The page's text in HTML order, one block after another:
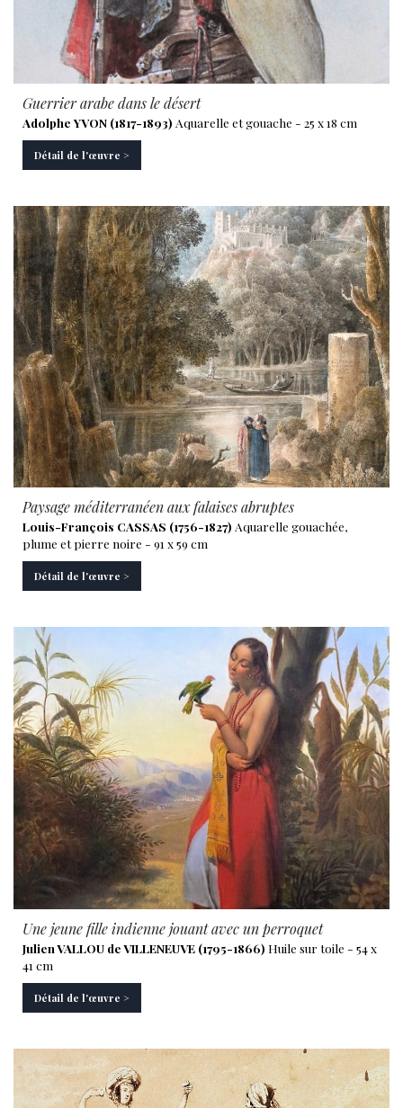
Guerrier arabe dans le désert
Adolphe YVON (1817-1893) Aquarelle et gouache - 25 x 18 cm
Détail de l'œuvre >
Paysage méditerranéen aux falaises abruptes
Louis-François CASSAS (1756-1827) Aquarelle gouachée,
plume et pierre noire - 91 x 59 cm
Détail de l'œuvre >
Une jeune fille indienne jouant avec un perroquet
Julien VALLOU de VILLENEUVE (1795-1866) Huile sur toile - 54 x
41 cm
Détail de l'œuvre >